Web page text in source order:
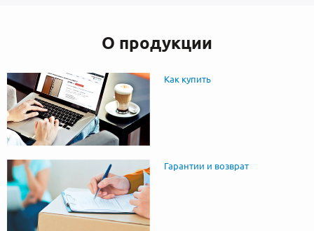
О продукции
Как купить
Гарантии и возврат